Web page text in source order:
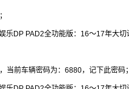
当前车辆密码为：6880，记下此密码；